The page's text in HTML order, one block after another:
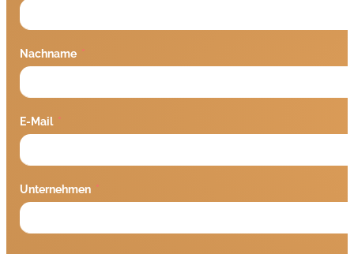
Nachname
E-Mail
Unternehmen